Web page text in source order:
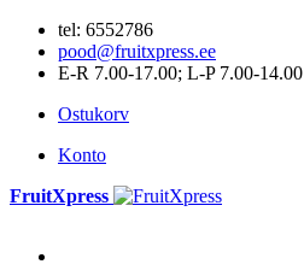
tel: 6552786
pood@fruitxpress.ee
E-R 7.00-17.00; L-P 7.00-14.00
Ostukorv
Konto
FruitXpress